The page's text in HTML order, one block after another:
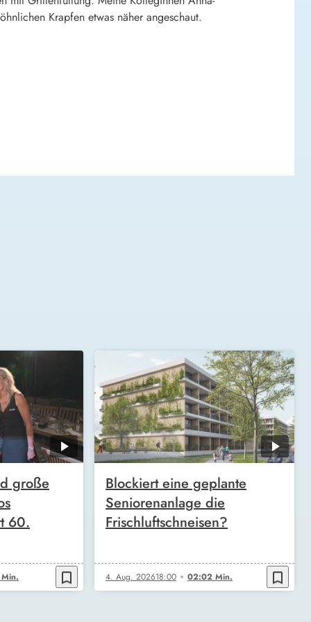
Krapfen etwas näher angeschaut.
große
60.
bookmark_border
Blockiert eine geplante
Seniorenanlage die
Frischluftschneisen?
4. Aug. 202618:00 02:02 Min. bookmark_border